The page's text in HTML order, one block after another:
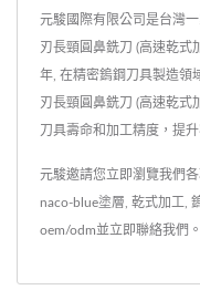
元駿國際有限公司是台灣
刃長頸圓鼻銑刀 (高速乾式
年, 在精密鎢鋼刀具製造領
刃長頸圓鼻銑刀 (高速乾式
刀具壽命和加工精度，提
元駿邀請您立即瀏覽我們
naco-blue塗層 乾式加工
oem/odm並 立即聯絡我們 。